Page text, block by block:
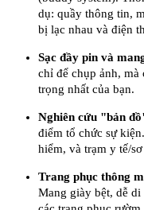
dụ: quầy thông tin,
bị lạc nhau và điện
Sạc đầy pin và
chỉ để chụp ảnh,
trọng nhất của bạn.
Nghiên cứu "bản
điểm tổ chức sự
hiểm, và trạm y tế/
Trang phục thông
Mang giày bệt, dễ